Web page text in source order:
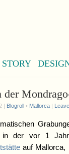
STORY
der
| Blogroll • Mallorca |
in der vor 1
auf Mallorca,